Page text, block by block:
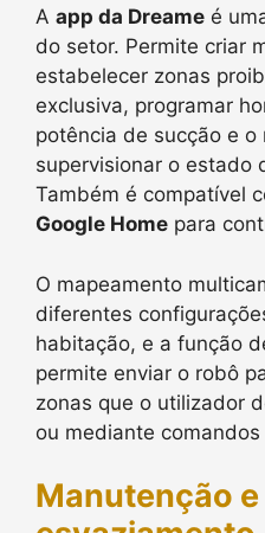
A app da Dreame é
do setor. Permite criar
estabelecer zonas
exclusiva, programar
potência de sucção e o
supervisionar o estado
Também é compatível
Google Home para
O mapeamento
diferentes
habitação, e a função
permite enviar o robô
zonas que o utilizador
ou mediante
Manutenção